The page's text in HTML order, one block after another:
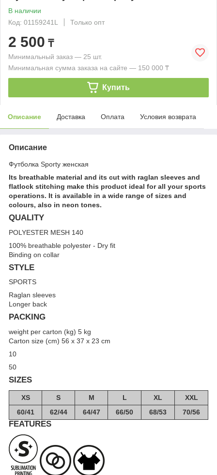
В наличии
Код: 01159241L
Только опт
2 500 ₸
Минимальный заказ — 25 шт.
Минимальная сумма заказа на сайте — 150 000 ₸
Купить
Описание Доставка Оплата Условия возврата
Описание
Футболка Sporty женская
Its breathable material and its cut with raglan sleeves and
flatlock stitching make this product ideal for all your sports
operations. It is available in a wide range of sizes and
colours, also in neon tones.
QUALITY
POLYESTER MESH 140
100% breathable polyester - Dry fit
Binding on collar
STYLE
SPORTS
Raglan sleeves
Longer back
PACKING
weight per carton (kg) 5 kg
Carton size (cm) 56 x 37 x 23 cm
10
50
SIZES
XS S M L XL
XXL
60/41
62/44 64/47 66/50 68/53 70/56
FEATURES